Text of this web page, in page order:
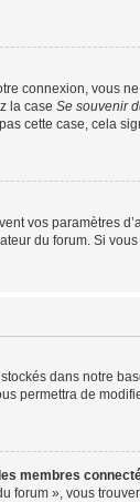
connexion, vous
la case Se souvenir
cette case, cela
vos paramètres
du forum. Si
dans notre
permettra de
membres
forum », vous